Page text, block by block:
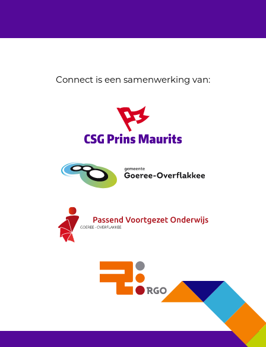
Connect is een samenwerking van: